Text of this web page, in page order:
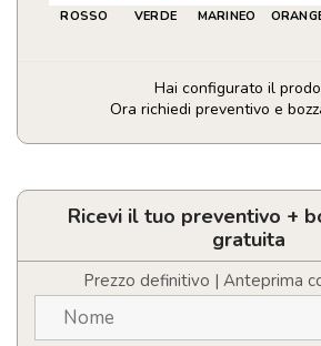
ROSSO VERDE MARINEO
Hai configurato il
Ora richiedi preventivo e
Cappellino
con
quantità
Ricevi il tuo preventivo +
gratuita
Prezzo definitivo | Anteprima